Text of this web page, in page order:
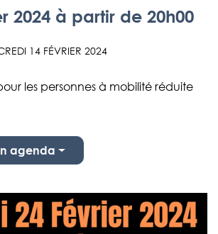
2024 à partir de 20h00
14 FÉVRIER 2024
les personnes à mobilité réduite
agenda